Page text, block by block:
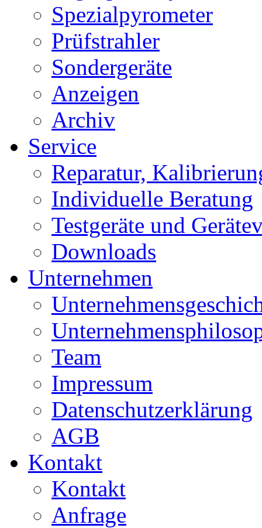
Spezialpyrometer
Prüfstrahler
Sondergeräte
Anzeigen
Archiv
Service
Reparatur,
Individuelle Beratung
Testgeräte und
Downloads
Unternehmen
Team
Impressum
Datenschutzerklärung
AGB
Kontakt
Kontakt
Anfrage